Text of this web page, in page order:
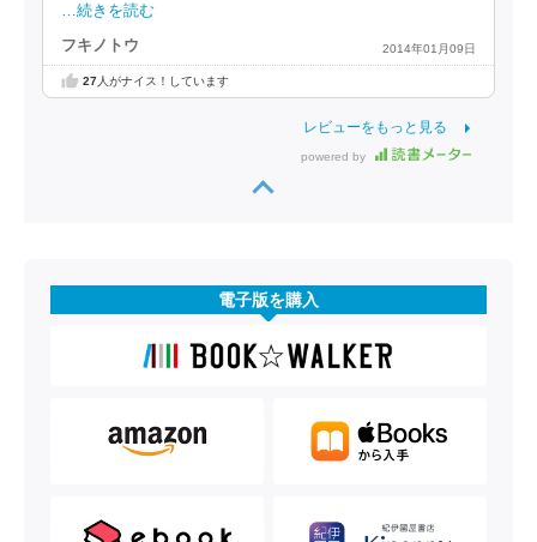
…続きを読む
フキノトウ 2014年01月09日
27人がナイス！しています
レビューをもっと見る
powered by
電子版を購入